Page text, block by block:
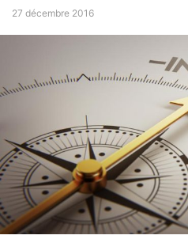
27 décembre 2016